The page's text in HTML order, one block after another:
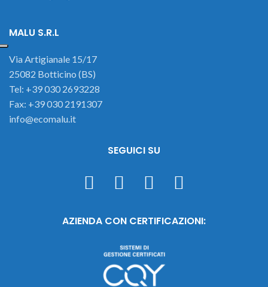
MALU S.R.L
Via Artigianale 15/17
25082 Botticino (BS)
Tel: +39 030 2693228
Fax: +39 030 2191307
info@ecomalu.it
SEGUICI SU
AZIENDA CON CERTIFICAZIONI: